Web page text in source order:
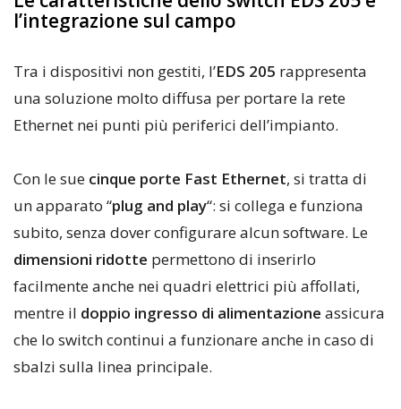
l’integrazione sul campo
Tra i dispositivi non gestiti, l’EDS 205 rappresenta
una soluzione molto diffusa per portare la rete
Ethernet nei punti più periferici dell’impianto.
Con le sue cinque porte Fast Ethernet, si tratta di
un apparato “plug and play“: si collega e funziona
subito, senza dover configurare alcun software. Le
dimensioni ridotte permettono di inserirlo
facilmente anche nei quadri elettrici più affollati,
mentre il doppio ingresso di alimentazione assicura
che lo switch continui a funzionare anche in caso di
sbalzi sulla linea principale.